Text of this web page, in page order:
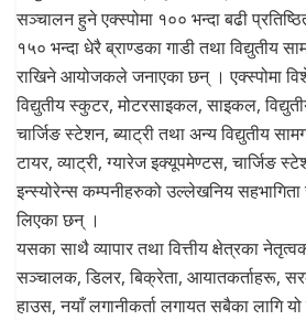
सञ्चालन हुने एक्स्पोमा १०० भन्दा बढी
१५० भन्दा धेरै ब्राण्डका गाडी तथा विद्युतीय
राखिने आयोजकले जनाएका छन् । एक्स्पोमा
विद्युतीय स्कुटर, मोटरसाइकल, साइकल,
चार्जिङ स्टेशन, ब्याट्री तथा अन्य विद्युतीय
टायर, व्याट्री, ग्यारेज इक्यूपमेण्टस, चार्जिङ
इन्स्योरेन्स कम्पनीहरुको उल्लेखनिय
लिएका छन् ।
यसका साथै व्यापार तथा वित्तीय क्षेत्रका
सञ्चालक, डिलर, बिक्रेता, आयातकर्ताहरू,
हाउस, नयाँ लगानीकर्ता लगायत सबैका लागि